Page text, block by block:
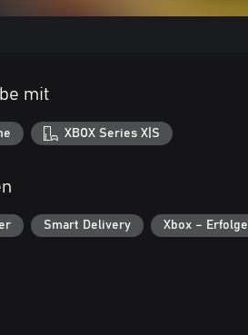
mit
XBOX Series X|S
Smart Delivery Xbox – Erfolge